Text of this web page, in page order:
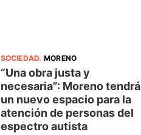
SOCIEDAD. MORENO
“Una obra justa y
necesaria”: Moreno tendrá
un nuevo espacio para la
atención de personas del
espectro autista